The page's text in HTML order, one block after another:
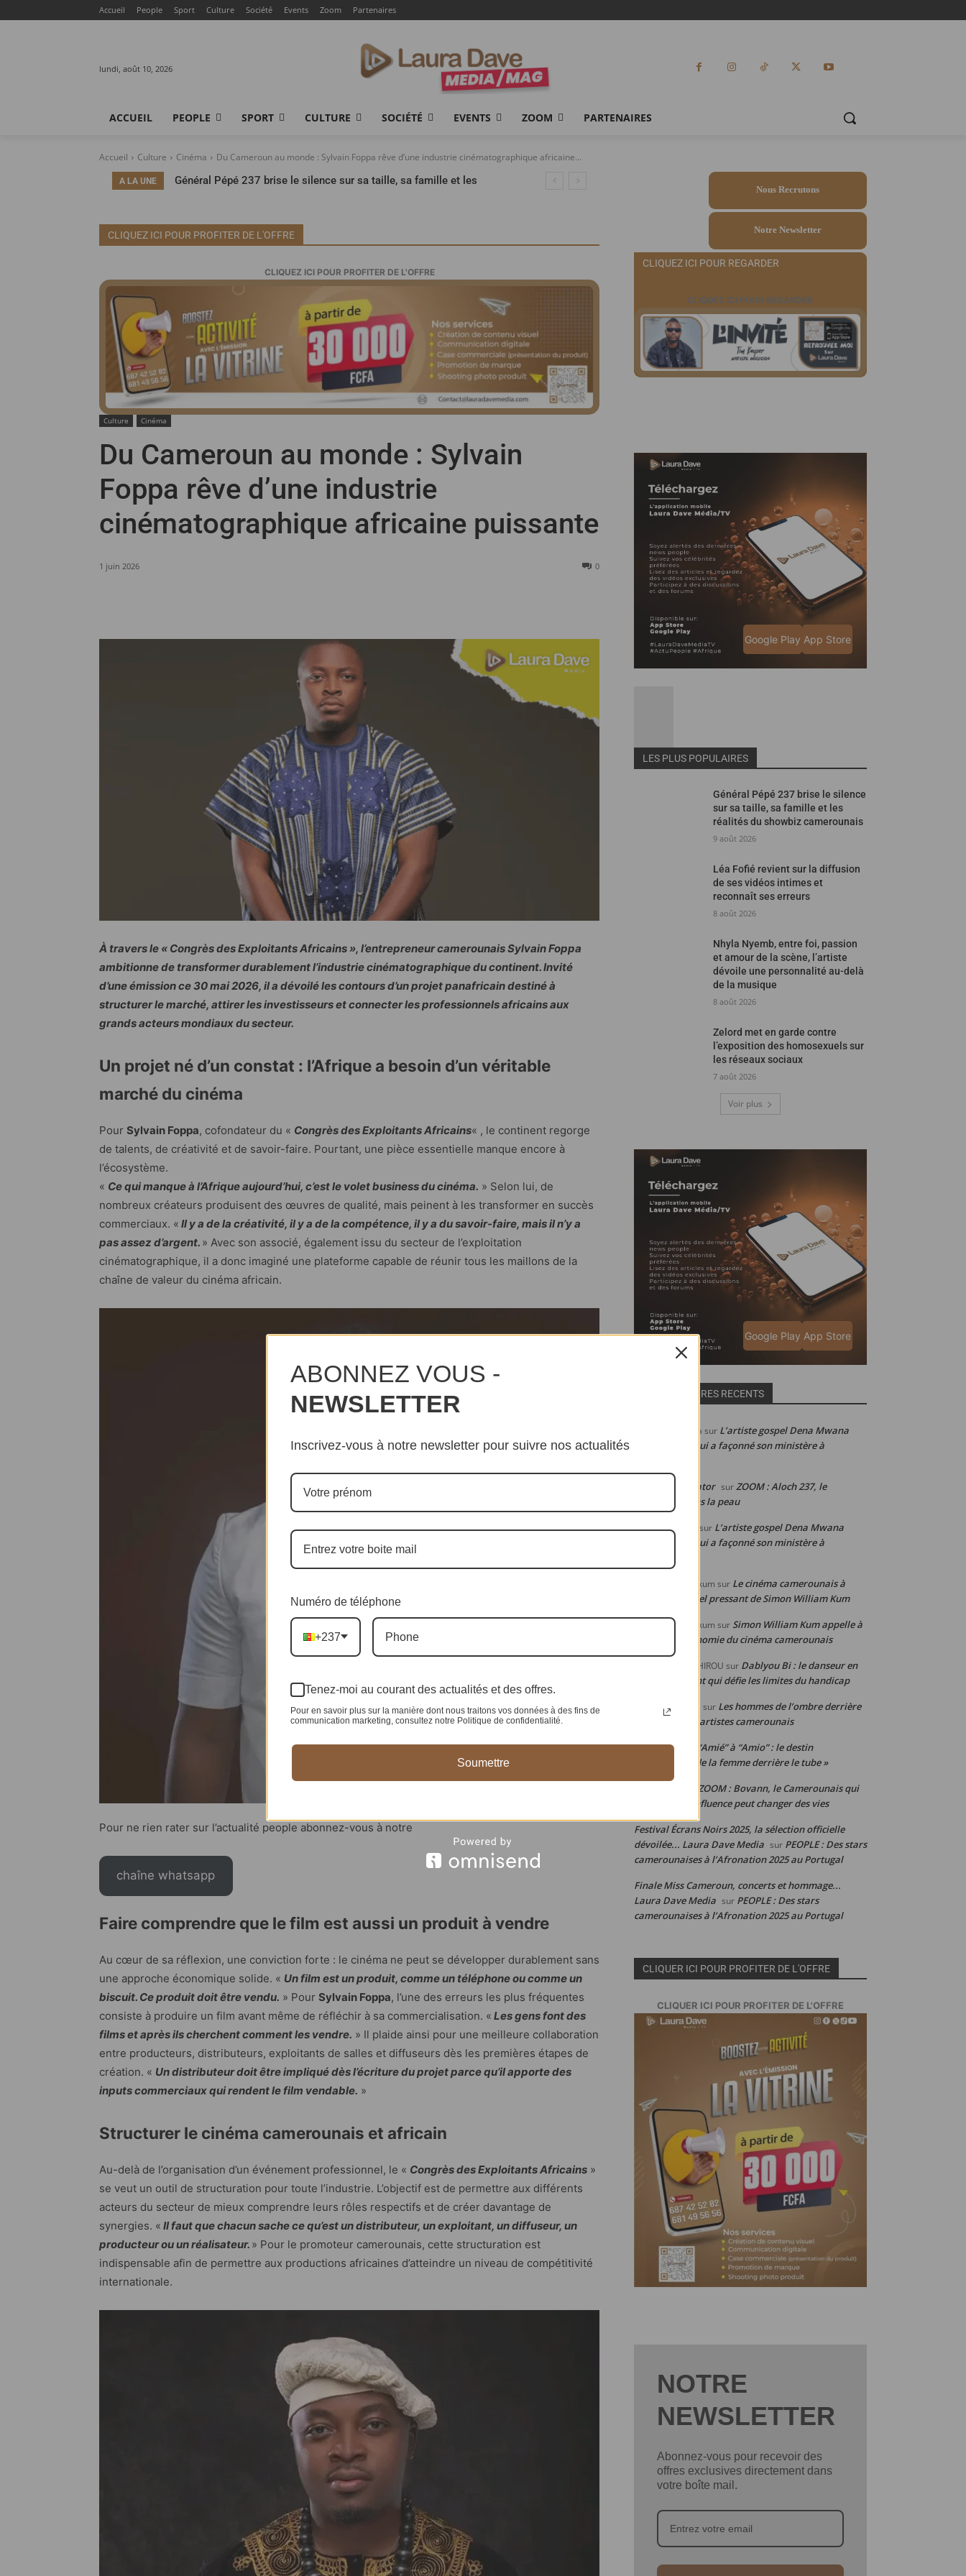
Accueil People Sport Culture Société Events Zoom Partenaires
lundi, août 10, 2026
ACCUEIL PEOPLE SPORT CULTURE SOCIÉTÉ EVENTS ZOOM PARTENAIRES
Accueil Culture Cinéma Du Cameroun au monde : Sylvain Foppa rêve d’une industrie cinématographique africaine...
A LA UNE
Général Pépé 237 brise le silence sur sa taille, sa famille et les
CLIQUEZ ICI POUR PROFITER DE L'OFFRE
CLIQUEZ ICI POUR PROFITER DE L'OFFRE
Culture Cinéma
Du Cameroun au monde : Sylvain
Foppa rêve d’une industrie
cinématographique africaine puissante
1 juin 2026 0
À travers le « Congrès des Exploitants Africains », l’entrepreneur camerounais Sylvain Foppa
ambitionne de transformer durablement l’industrie cinématographique du continent. Invité
d’une émission ce 30 mai 2026, il a dévoilé les contours d’un projet panafricain destiné à
structurer le marché, attirer les investisseurs et connecter les professionnels africains aux
grands acteurs mondiaux du secteur.
Un projet né d’un constat : l’Afrique a besoin d’un véritable
marché du cinéma
Pour Sylvain Foppa, cofondateur du « Congrès des Exploitants Africains« , le continent regorge
de talents, de créativité et de savoir-faire. Pourtant, une pièce essentielle manque encore à
l’écosystème.
« Ce qui manque à l’Afrique aujourd’hui, c’est le volet business du cinéma. » Selon lui, de
nombreux créateurs produisent des œuvres de qualité, mais peinent à les transformer en succès
commerciaux. « Il y a de la créativité, il y a de la compétence, il y a du savoir-faire, mais il n’y a
pas assez d’argent. » Avec son associé, également issu du secteur de l’exploitation
cinématographique, il a donc imaginé une plateforme capable de réunir tous les maillons de la
chaîne de valeur du cinéma africain.
Pour ne rien rater sur l’actualité people abonnez-vous à notre
chaîne whatsapp
Faire comprendre que le film est aussi un produit à vendre
Au cœur de sa réflexion, une conviction forte : le cinéma ne peut se développer durablement sans
une approche économique solide. « Un film est un produit, comme un téléphone ou comme un
biscuit. Ce produit doit être vendu. » Pour Sylvain Foppa, l’une des erreurs les plus fréquentes
consiste à produire un film avant même de réfléchir à sa commercialisation. « Les gens font des
films et après ils cherchent comment les vendre. » Il plaide ainsi pour une meilleure collaboration
entre producteurs, distributeurs, exploitants de salles et diffuseurs dès les premières étapes de
création. « Un distributeur doit être impliqué dès l’écriture du projet parce qu’il apporte des
inputs commerciaux qui rendent le film vendable. »
Structurer le cinéma camerounais et africain
Au-delà de l’organisation d’un événement professionnel, le « Congrès des Exploitants Africains »
se veut un outil de structuration pour toute l’industrie. L’objectif est de permettre aux différents
acteurs du secteur de mieux comprendre leurs rôles respectifs et de créer davantage de
synergies. « Il faut que chacun sache ce qu’est un distributeur, un exploitant, un diffuseur, un
producteur ou un réalisateur. » Pour le promoteur camerounais, cette structuration est
indispensable afin de permettre aux productions africaines d’atteindre un niveau de compétitivité
internationale.
Nous Recrutons
Notre Newsletter
CLIQUEZ ICI POUR REGARDER
CLIQUEZ ICI POUR REGARDER
Google Play App Store
LES PLUS POPULAIRES
Général Pépé 237 brise le silence
sur sa taille, sa famille et les
réalités du showbiz camerounais
9 août 2026
Léa Fofié revient sur la diffusion
de ses vidéos intimes et
reconnaît ses erreurs
8 août 2026
Nhyla Nyemb, entre foi, passion
et amour de la scène, l’artiste
dévoile une personnalité au-delà
de la musique
8 août 2026
Zelord met en garde contre
l’exposition des homosexuels sur
les réseaux sociaux
7 août 2026
Voir plus
Google Play App Store
COMMENTAIRES RECENTS
Meabelle de Julia sur L’artiste gospel Dena Mwana
dévoile la clé qui a façonné son ministère à
Alain Web-creator surZOOM : Aloch 237, le
Cameroun dans la peau
Stéphanie laure sur L’artiste gospel Dena Mwana
dévoile la clé qui a façonné son ministère à
Simon WILLIAM kum sur Le cinéma camerounais à
l’agonie : l’appel pressant de Simon William Kum
Simon WILLIAM kum sur Simon William Kum appelle à
repenser l’économie du cinéma camerounais
WOGABBA BACHIROU sur Dablyou Bi : le danseur en
fauteuil roulant qui défie les limites du handicap
Achille Djoumsie sur Les hommes de l’ombre derrière
la réussite des artistes camerounais
ChylStylsur
De “Amié” à “Amio” : le destin
bouleversant de la femme derrière le tube »
ZOOM : Bovann, le Camerounais qui
prouve que l’influence peut changer des vies
Festival Écrans Noirs 2025, la sélection officielle
dévoilée... Laura Dave Media sur PEOPLE : Des stars
camerounaises à l’Afronation 2025 au Portugal
Finale Miss Cameroun, concerts et hommage...
Laura Dave Media sur PEOPLE : Des stars
camerounaises à l’Afronation 2025 au Portugal
CLIQUER ICI POUR PROFITER DE L'OFFRE
CLIQUER ICI POUR PROFITER DE L'OFFRE
NOTRE
NEWSLETTER
Abonnez-vous pour recevoir des
offres exclusives directement dans
votre boîte mail.
ABONNEZ VOUS -
NEWSLETTER
Inscrivez-vous à notre newsletter pour suivre nos actualités
Numéro de téléphone
+237
Tenez-moi au courant des actualités et des offres.
Pour en savoir plus sur la manière dont nous traitons vos données à des fins de
communication marketing, consultez notre Politique de confidentialité.
Soumettre